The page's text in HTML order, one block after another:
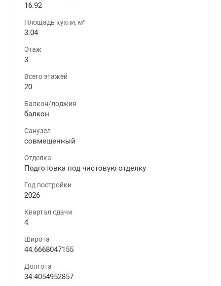
16.92
Площадь кухни, м²
3.04
Этаж
3
Всего этажей
20
Балкон/лоджия
балкон
Санузел
совмещенный
Отделка
Подготовка под чистовую отделку
Год постройки
2026
Квартал сдачи
4
Широта
44.6668047155
Долгота
34.4054952857